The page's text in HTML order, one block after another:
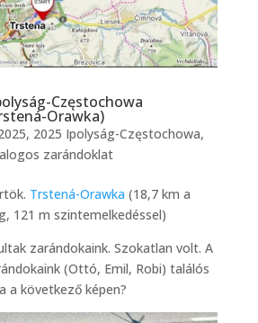
Częstochowa
Orawka)
, 2025 Ipolyság-Częstochowa,
zarándoklat
Trstená-Orawka (18,7 km a
121 m szintemelkedéssel)
zarándokaink. Szokatlan volt. A
(Ottó, Emil, Robi) találós
a következő képen?